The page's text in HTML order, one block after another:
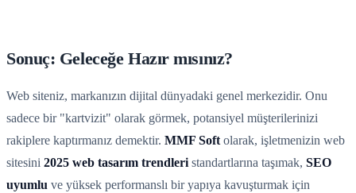
Sonuç: Geleceğe Hazır mısınız?
Web siteniz, markanızın dijital dünyadaki genel merkezidir. Onu
sadece bir "kartvizit" olarak görmek, potansiyel müşterilerinizi
rakiplere kaptırmanız demektir. MMF Soft olarak, işletmenizin web
sitesini 2025 web tasarım trendleri standartlarına taşımak, SEO
uyumlu ve yüksek performanslı bir yapıya kavuşturmak için